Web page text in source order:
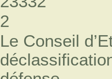
2
Le Conseil